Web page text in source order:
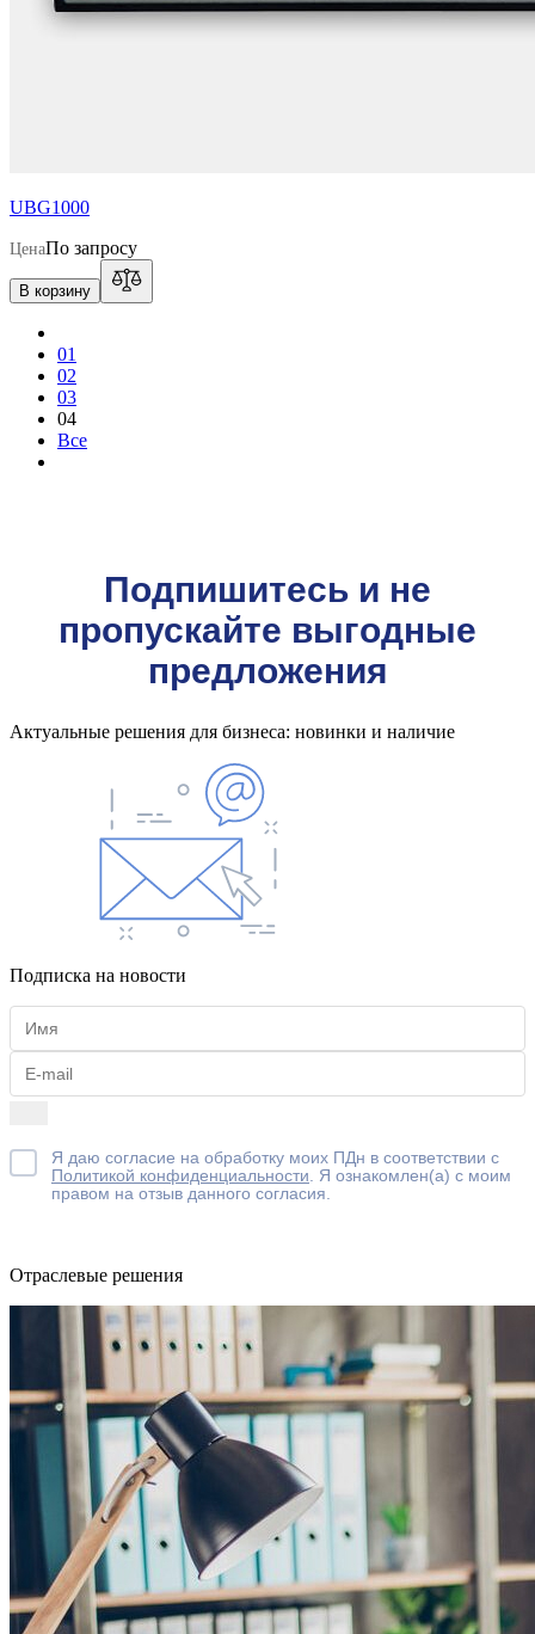
UBG1000
ЦенаПо запросу
В корзину
01
02
03
04
Все
Подпишитесь и не
пропускайте выгодные
предложения
Актуальные решения для бизнеса: новинки и наличие
Подписка на новости
Я даю согласие на обработку моих ПДн в соответствии с
Политикой конфиденциальности . Я ознакомлен(а) с моим
правом на отзыв данного согласия.
Отраслевые решения